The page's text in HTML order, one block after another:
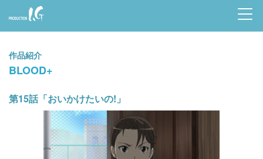
Prod
uctio
n I.G
作品紹介
BLOOD+
第15話「おいかけたいの!」